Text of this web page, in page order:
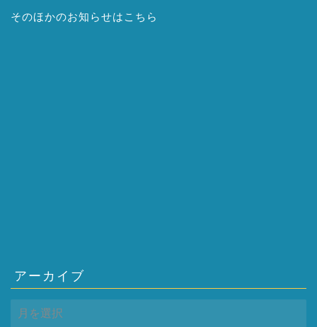
そのほかのお知らせはこちら
アーカイブ
ー